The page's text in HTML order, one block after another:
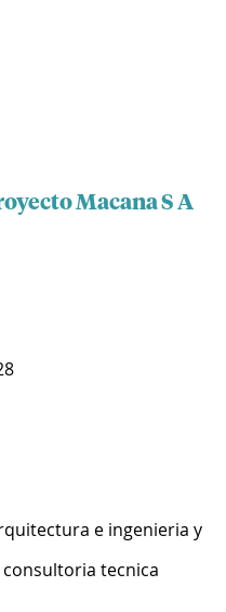
Macana S A
e ingenieria y
tecnica